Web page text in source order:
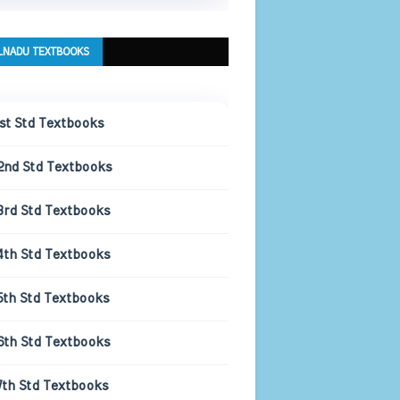
TEXTBOOKS
Std Textbooks
Std Textbooks
Std Textbooks
Std Textbooks
Std Textbooks
Std Textbooks
Std Textbooks